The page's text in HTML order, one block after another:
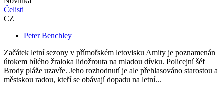
Čelisti
CZ
Peter Benchley
Začátek letní sezony v přímořském letovisku Amity je poznamenán
útokem bílého žraloka lidožrouta na mladou dívku. Policejní šéf
Brody pláže uzavře. Jeho rozhodnutí je ale přehlasováno starostou a
městskou radou, kteří se obávají dopadu na letní...